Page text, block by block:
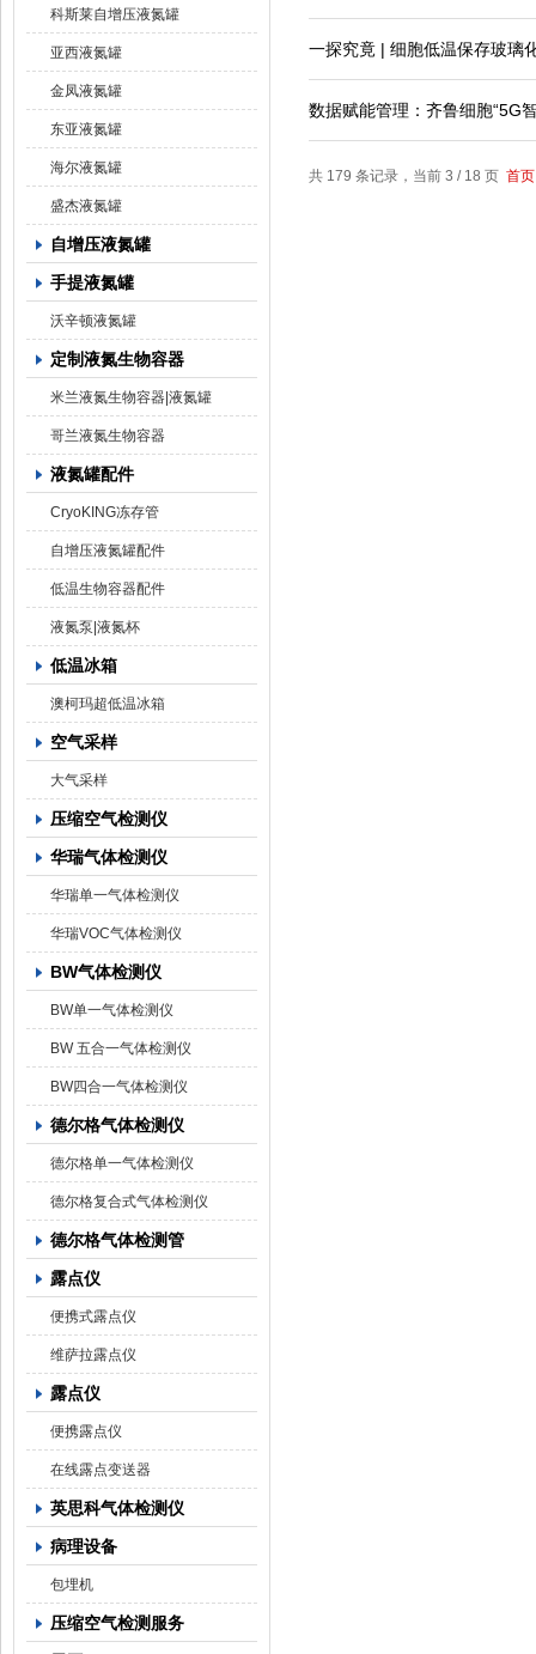
科斯莱自增压液氮罐
亚西液氮罐
金凤液氮罐
东亚液氮罐
海尔液氮罐
盛杰液氮罐
自增压液氮罐
手提液氮罐
沃辛顿液氮罐
定制液氮生物容器
米兰液氮生物容器|液氮罐
哥兰液氮生物容器
液氮罐配件
CryoKING冻存管
自增压液氮罐配件
低温生物容器配件
液氮泵|液氮杯
低温冰箱
澳柯玛超低温冰箱
空气采样
大气采样
压缩空气检测仪
华瑞气体检测仪
华瑞单一气体检测仪
华瑞VOC气体检测仪
BW气体检测仪
BW单一气体检测仪
BW 五合一气体检测仪
BW四合一气体检测仪
德尔格气体检测仪
德尔格单一气体检测仪
德尔格复合式气体检测仪
德尔格气体检测管
露点仪
便携式露点仪
维萨拉露点仪
露点仪
便携露点仪
在线露点变送器
英思科气体检测仪
病理设备
包埋机
压缩空气检测服务
一探究竟 | 细胞低温保存玻璃
数据赋能管理：齐鲁细胞“5G
共 179 条记录，当前 3 / 18 页 首页